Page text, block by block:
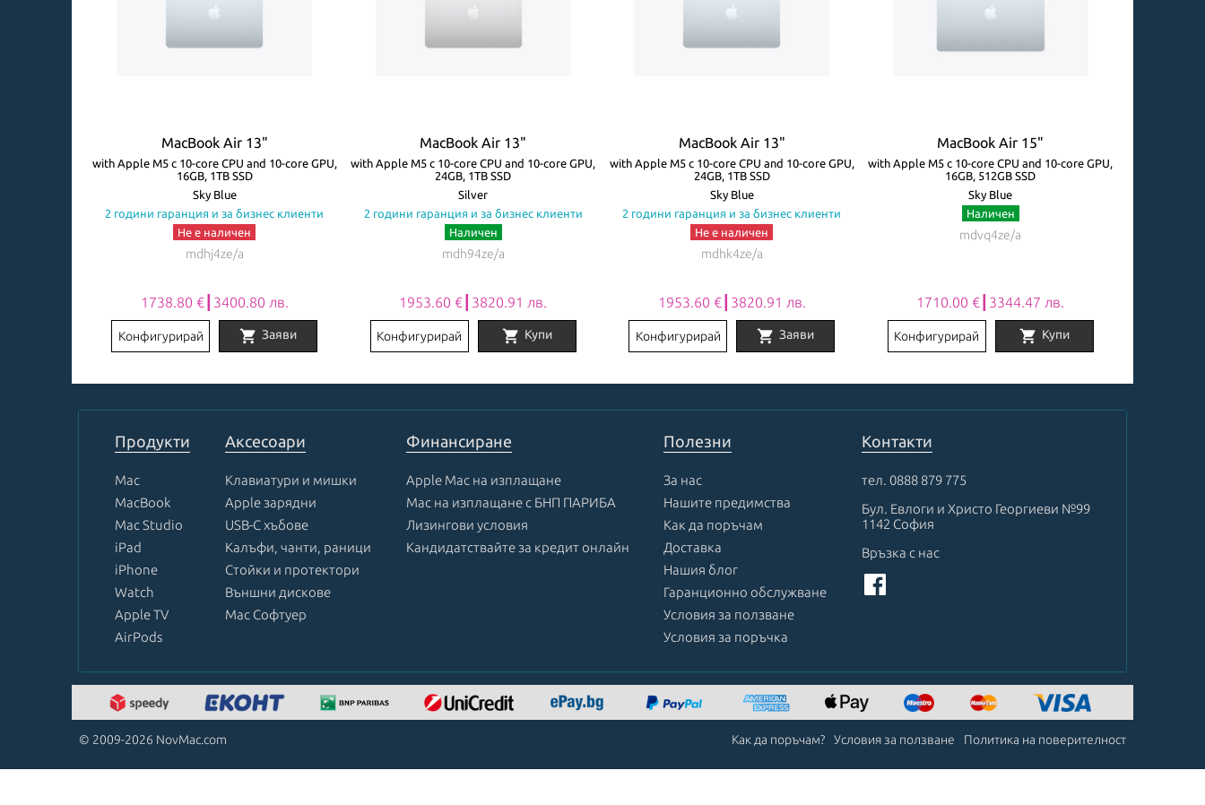
MacBook Air 13"
with Apple M5 с 10-core CPU and 10-core GPU,
16GB, 1TB SSD
Sky Blue
2 години гаранция и за бизнес клиенти
Не е наличен
mdhj4ze/a
1738.80 €┃3400.80 лв.
Конфигурирай shopping_cart Заяви
MacBook Air 13"
with Apple M5 с 10-core CPU and 10-core GPU,
24GB, 1TB SSD
Silver
2 години гаранция и за бизнес клиенти
Наличен
mdh94ze/a
1953.60 €┃3820.91 лв.
Конфигурирай shopping_cart Купи
MacBook Air 13"
with Apple M5 с 10-core CPU and 10-core GPU,
24GB, 1TB SSD
Sky Blue
2 години гаранция и за бизнес клиенти
Не е наличен
mdhk4ze/a
1953.60 €┃3820.91 лв.
Конфигурирай shopping_cart Заяви
MacBook Air 15"
with Apple M5 с 10-core CPU and 10-core GPU,
16GB, 512GB SSD
Sky Blue
Наличен
mdvq4ze/a
1710.00 €┃3344.47 лв.
Конфигурирай shopping_cart Купи
1
Продукти
Mac
MacBook
Mac Studio
iPad
iPhone
Watch
Apple TV
AirPods
Аксесоари
Клавиатури и мишки
Apple зарядни
USB-C хъбове
Калъфи, чанти, раници
Стойки и протектори
Външни дискове
Mac Софтуер
Финансиране
Apple Mac на изплащане
Mac на изплащане с БНП ПАРИБА
Лизингови условия
Кандидатствайте за кредит онлайн
Полезни
За нас
Нашите предимства
Как да поръчам
Доставка
Нашия блог
Гаранционно обслужване
Условия за ползване
Условия за поръчка
Контакти
тел. 0888 879 775
Бул. Евлоги и Христо Георгиеви №99
1142 София
Връзка с нас
© 2009-2026 NovMac.com Как да поръчам? Условия за ползване Политика на поверителност